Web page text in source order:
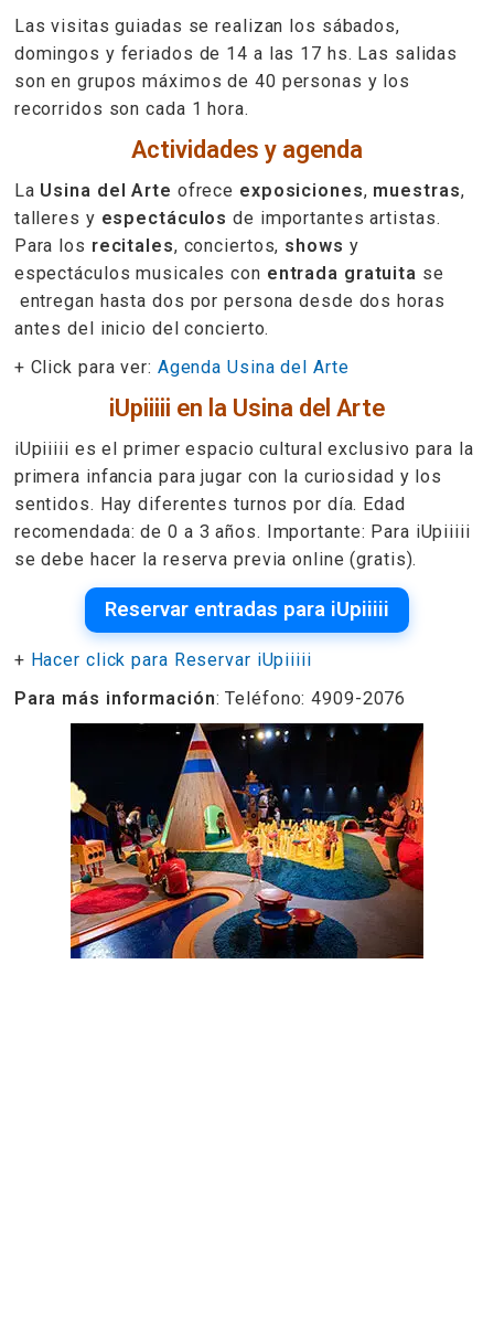
Las visitas guiadas se realizan los sábados,
domingos y feriados de 14 a las 17 hs. Las salidas
son en grupos máximos de 40 personas y los
recorridos son cada 1 hora.
Actividades y agenda
La Usina del Arte ofrece exposiciones, muestras,
talleres y espectáculos de importantes artistas.
Para los recitales, conciertos, shows y
espectáculos musicales con entrada gratuita se
entregan hasta dos por persona desde dos horas
antes del inicio del concierto.
+ Click para ver: Agenda Usina del Arte
iUpiiiii en la Usina del Arte
iUpiiiii es el primer espacio cultural exclusivo para la
primera infancia para jugar con la curiosidad y los
sentidos. Hay diferentes turnos por día. Edad
recomendada: de 0 a 3 años. Importante: Para iUpiiiii
se debe hacer la reserva previa online (gratis).
Reservar entradas para iUpiiiii
+ Hacer click para Reservar iUpiiiii
Para más información: Teléfono: 4909-2076